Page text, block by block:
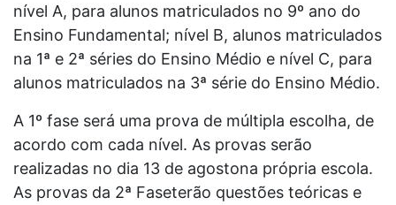
nível A, para alunos matriculados no 9º ano do
Ensino Fundamental; nível B, alunos matriculados
na 1ª e 2ª séries do Ensino Médio e nível C, para
alunos matriculados na 3ª série do Ensino Médio.
A 1º fase será uma prova de múltipla escolha, de
acordo com cada nível. As provas serão
realizadas no dia 13 de agostona própria escola.
As provas da 2ª Faseterão questões teóricas e